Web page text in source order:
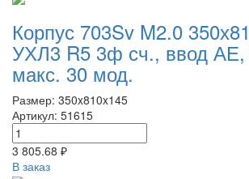
Корпус 703Sv M2.0
УХЛ3 R5 3ф сч., ввод
макс. 30 мод.
Размер: 350x810x145
Артикул: 51615
3 805.68 ₽
В заказ